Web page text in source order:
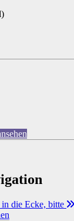
die Ecke, bitte